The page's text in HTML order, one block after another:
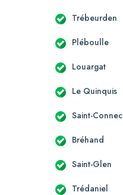
Trébeurden
Pléboulle
Louargat
Le Quinquis
Saint-Connec
Bréhand
Saint-Glen
Trédaniel